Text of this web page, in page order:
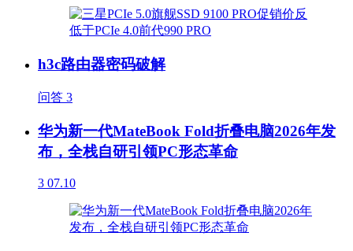
h3c路由器密码破解
问答 3
华为新一代MateBook Fold折叠电脑2026年发
布，全栈自研引领PC形态革命
3 07.10